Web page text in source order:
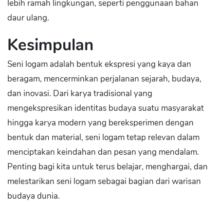
lebih ramah lingkungan, seperti penggunaan bahan
daur ulang.
Kesimpulan
Seni logam adalah bentuk ekspresi yang kaya dan
beragam, mencerminkan perjalanan sejarah, budaya,
dan inovasi. Dari karya tradisional yang
mengekspresikan identitas budaya suatu masyarakat
hingga karya modern yang bereksperimen dengan
bentuk dan material, seni logam tetap relevan dalam
menciptakan keindahan dan pesan yang mendalam.
Penting bagi kita untuk terus belajar, menghargai, dan
melestarikan seni logam sebagai bagian dari warisan
budaya dunia.